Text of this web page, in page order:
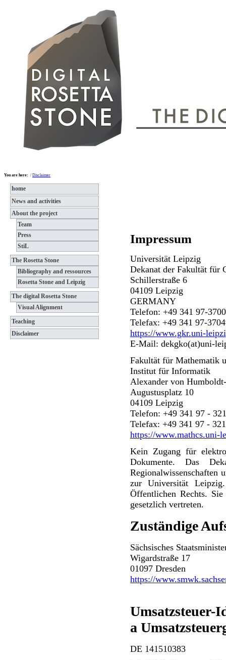
You are here: / Disclaimer
home
News and activities
About the project
Team
Press
StiL
The Rosetta Stone
Bibliography and ressources
Rosetta Stone and Leipzig
The digital Rosetta Stone
Visual Alignment
Teaching
Disclaimer
Impressum
Universität Leipzig
Dekanat der Fakultät für
Schillerstraße 6
04109 Leipzig
GERMANY
Telefon: +49 341 97-
Telefax: +49 341 97-
https://www.gkr.uni-
E-Mail: dekgko(at)uni-
Fakultät für Mathematik
Institut für Informatik
Alexander von
Augustusplatz 10
04109 Leipzig
Telefon: +49 341 97 -
Telefax: +49 341 97 -
https://www.mathcs.uni-
Kein Zugang für
Dokumente. Das
Regionalwissenschaften
zur Universität
Öffentlichen Rechts.
gesetzlich vertreten.
Zuständige
Sächsisches
Wigardstraße 17
01097 Dresden
https://
Umsatzsteuer-
a
DE 141510383